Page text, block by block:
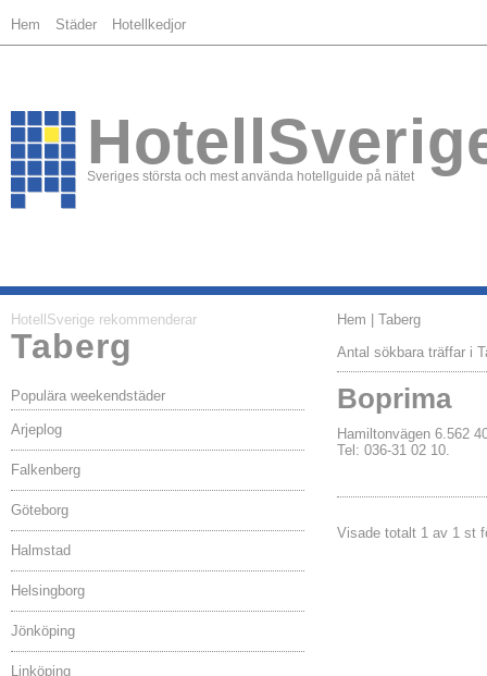
Hem Städer Hotellkedjor
Sveriges största och mest använda hotellguide på nätet
HotellSverige rekommenderar
Taberg
Populära weekendstäder
Arjeplog
Falkenberg
Göteborg
Halmstad
Helsingborg
Jönköping
Linköping
Hem | Taberg
Antal sökbara träffar i
Boprima
Hamiltonvägen 6.562
Tel: 036-31 02 10.
Visade totalt 1 av 1 st